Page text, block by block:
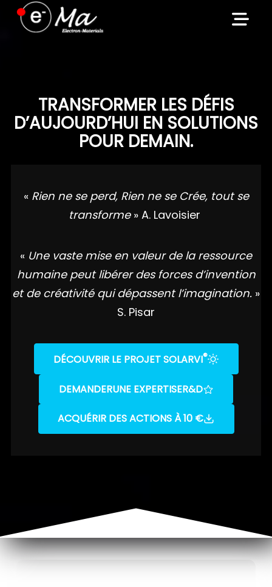
Skip
TRANSFORMER LES DÉFIS
D’AUJOURD’HUI EN SOLUTIONS
POUR DEMAIN.
« Rien ne se perd, Rien ne se Crée, tout se
transforme » A. Lavoisier
« Une vaste mise en valeur de la ressource
humaine peut libérer des forces d’invention
et de créativité qui dépassent l’imagination. »
S. Pisar
DÉCOUVRIR LE PROJET SOLARVI®
DEMANDERUNE EXPERTISER&D
ACQUÉRIR DES ACTIONS À 10 €